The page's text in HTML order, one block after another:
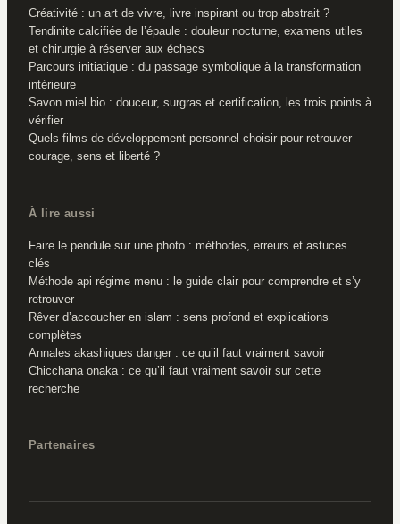
Créativité : un art de vivre, livre inspirant ou trop abstrait ?
Tendinite calcifiée de l’épaule : douleur nocturne, examens utiles
et chirurgie à réserver aux échecs
Parcours initiatique : du passage symbolique à la transformation
intérieure
Savon miel bio : douceur, surgras et certification, les trois points à
vérifier
Quels films de développement personnel choisir pour retrouver
courage, sens et liberté ?
À lire aussi
Faire le pendule sur une photo : méthodes, erreurs et astuces
clés
Méthode api régime menu : le guide clair pour comprendre et s’y
retrouver
Rêver d’accoucher en islam : sens profond et explications
complètes
Annales akashiques danger : ce qu’il faut vraiment savoir
Chicchana onaka : ce qu’il faut vraiment savoir sur cette
recherche
Partenaires